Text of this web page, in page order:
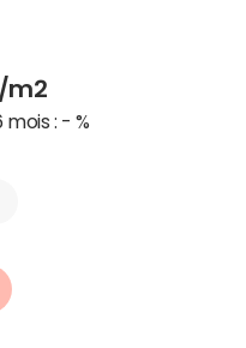
mois : - %